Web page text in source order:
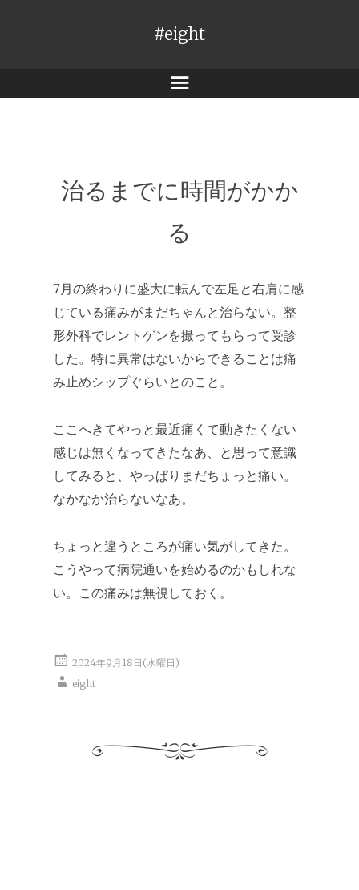
#eight
メ
治るまでに時間がかか
る
7月の終わりに盛大に転んで左足と右肩に感
じている痛みがまだちゃんと治らない。整
形外科でレントゲンを撮ってもらって受診
した。特に異常はないからできることは痛
み止めシップぐらいとのこと。
ここへきてやっと最近痛くて動きたくない
感じは無くなってきたなあ、と思って意識
してみると、やっぱりまだちょっと痛い。
なかなか治らないなあ。
ちょっと違うところが痛い気がしてきた。
こうやって病院通いを始めるのかもしれな
い。この痛みは無視しておく。
2024年9月18日(水曜日)
eight